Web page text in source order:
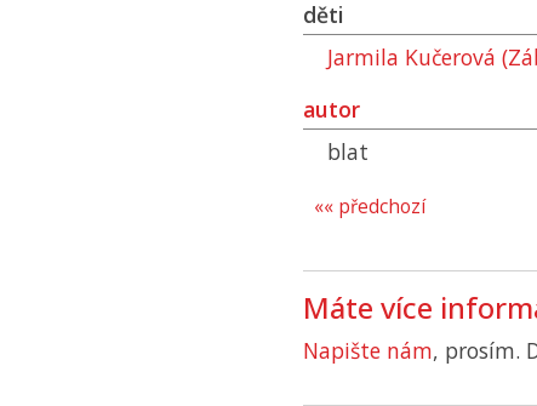
děti
Jarmila Kučerová
autor
blat
«« předchozí
Máte více
Napište nám, prosím.